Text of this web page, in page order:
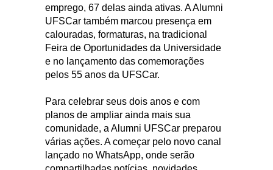
emprego, 67 delas ainda ativas. A Alumni
UFSCar também marcou presença em
calouradas, formaturas, na tradicional
Feira de Oportunidades da Universidade
e no lançamento das comemorações
pelos 55 anos da UFSCar.
Para celebrar seus dois anos e com
planos de ampliar ainda mais sua
comunidade, a Alumni UFSCar preparou
várias ações. A começar pelo novo canal
lançado no WhatsApp, onde serão